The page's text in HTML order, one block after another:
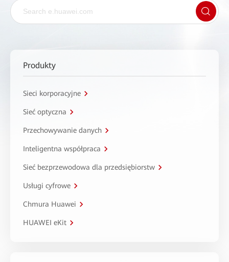
Produkty
Sieci korporacyjne
Sieć optyczna
Przechowywanie danych
Inteligentna współpraca
Sieć bezprzewodowa dla przedsiębiorstw
Usługi cyfrowe
Chmura Huawei
HUAWEI eKit